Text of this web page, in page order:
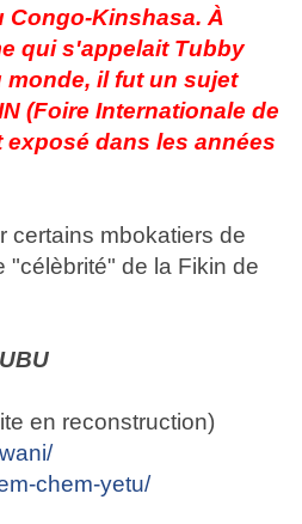
Kinshasa. À
qui s'appelait Tubby
il fut un sujet
(Foire Internationale de
dans les années
certains mbokatiers de
"célèbrité" de la Fikin de
en reconstruction)
chem-yetu/